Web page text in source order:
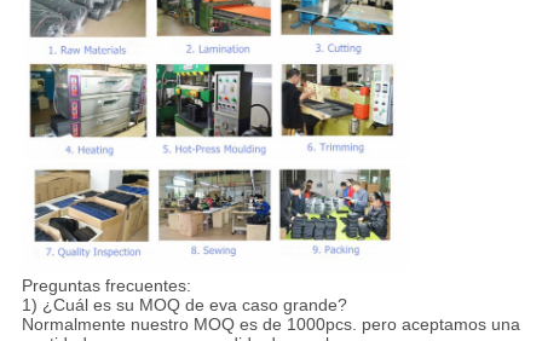
Preguntas frecuentes:
1) ¿Cuál es su MOQ de eva caso grande?
Normalmente nuestro MOQ es de 1000pcs. pero aceptamos una